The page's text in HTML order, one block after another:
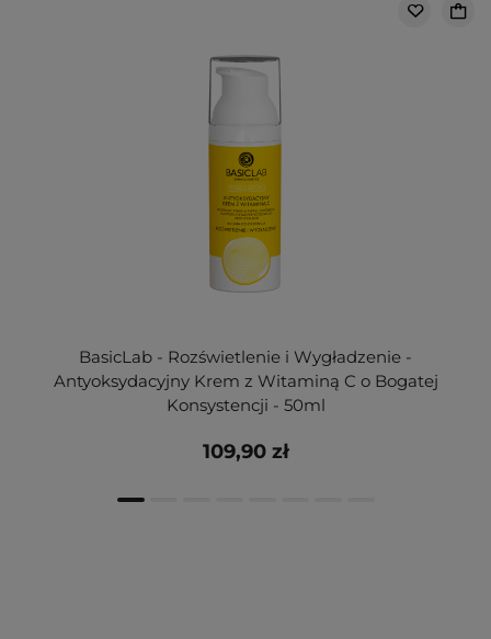
BasicLab - Rozświetlenie i Wygładzenie -
Antyoksydacyjny Krem z Witaminą C o Bogatej
Konsystencji - 50ml
109,90 zł